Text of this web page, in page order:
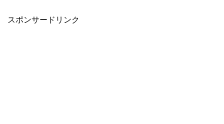
スポンサードリンク